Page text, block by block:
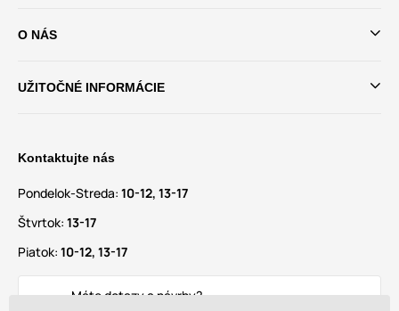
O NÁS
UŽITOČNÉ INFORMÁCIE
Kontaktujte nás
Pondelok-Streda: 10-12, 13-17
Štvrtok: 13-17
Piatok: 10-12, 13-17
Máte dotazy a návrhy?